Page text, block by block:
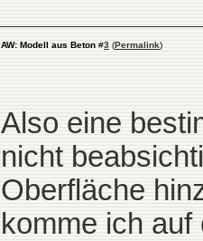
AW: Modell aus Beton #3 (Permalink)
Also eine
nicht
Oberfläche
komme ich